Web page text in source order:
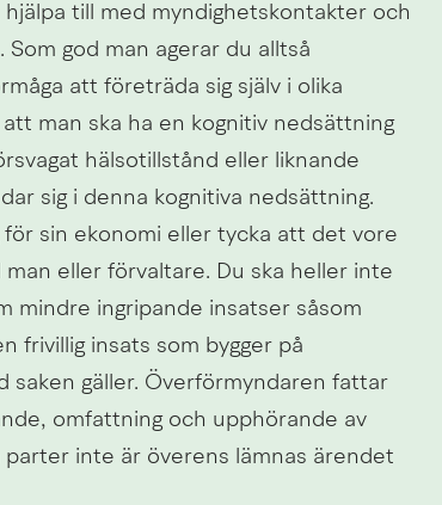
till med myndighetskontakter och
god man agerar du alltså
att företräda sig själv i olika
man ska ha en kognitiv nedsättning
hälsotillstånd eller liknande
sig i denna kognitiva nedsättning.
sin ekonomi eller tycka att det vore
eller förvaltare. Du ska heller inte
mindre ingripande insatser såsom
frivillig insats som bygger på
saken gäller. Överförmyndaren fattar
omfattning och upphörande av
parter inte är överens lämnas ärendet